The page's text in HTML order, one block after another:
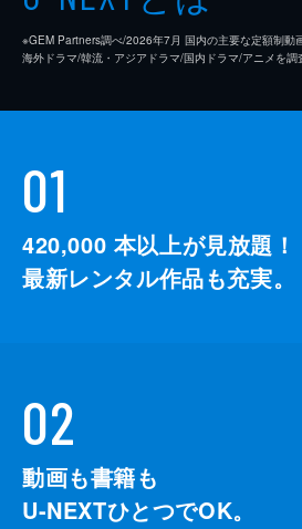
※GEM Partners調べ/2026年7⽉ 国内の主要な定額制動
海外ドラマ/韓流・アジアドラマ/国内ドラマ/アニメを調
01
420,000 本以上が見放題！
最新レンタル作品も充実。
02
動画も書籍も
U-NEXTひとつでOK。